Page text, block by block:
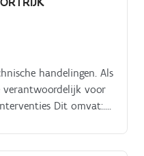
handelingen. Als
verantwoordelijk voor
Dit omvat:.